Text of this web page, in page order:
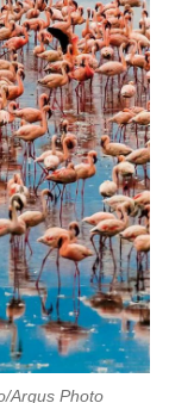
Argus Photo